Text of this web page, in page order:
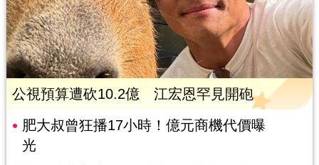
公視預算遭砍10.2億 江宏恩罕見開砲
肥大叔曾狂播17小時！億元商機代價曝
光